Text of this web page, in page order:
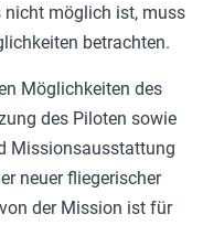
nicht möglich ist, muss
betrachten.
Möglichkeiten des
des Piloten sowie
Missionsausstattung
neuer fliegerischer
der Mission ist für